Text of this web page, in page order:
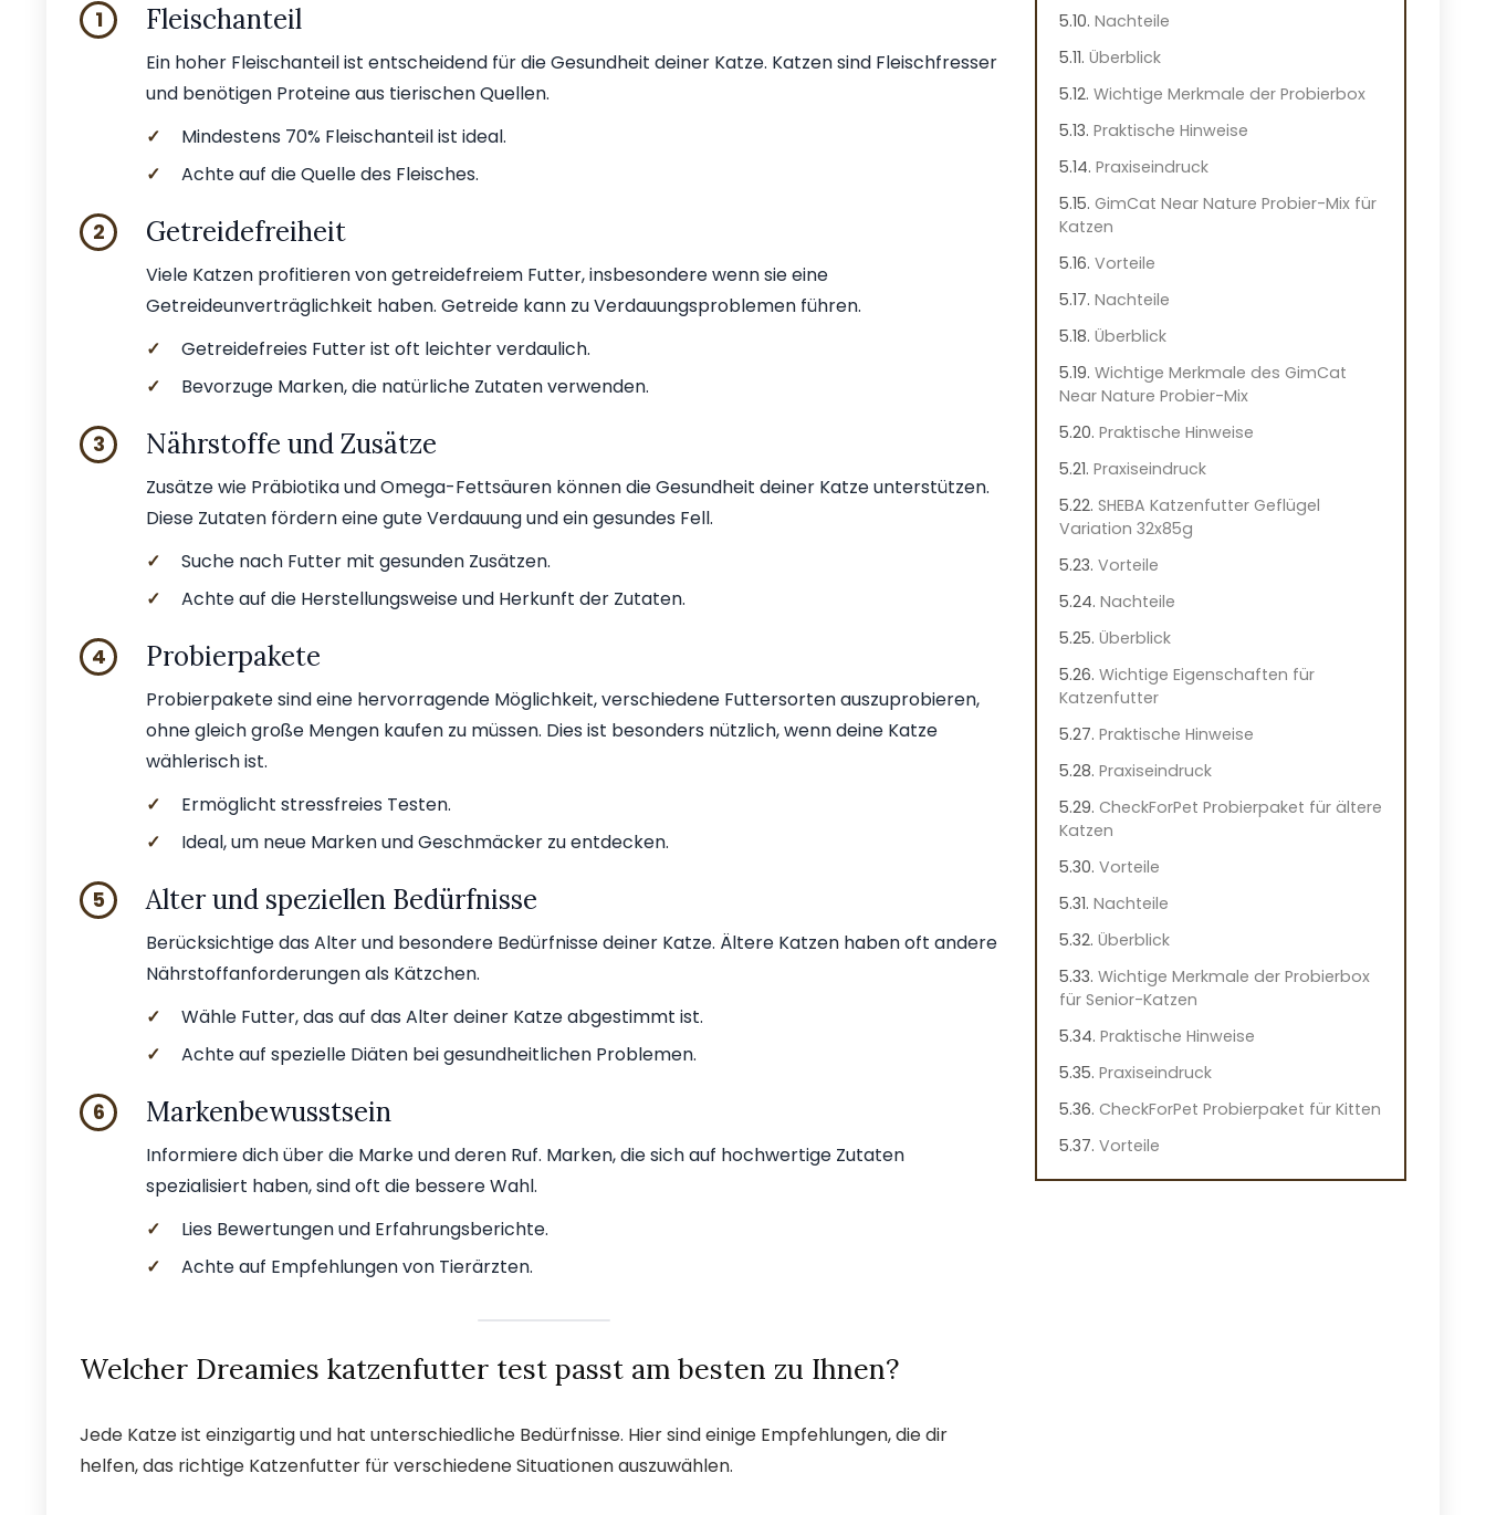
1 Fleischanteil
Ein hoher Fleischanteil ist entscheidend für die Gesundheit deiner Katze. Katzen sind Fleischfresser
und benötigen Proteine aus tierischen Quellen.
✓
Mindestens 70% Fleischanteil ist ideal.
✓
Achte auf die Quelle des Fleisches.
2 Getreidefreiheit
Viele Katzen profitieren von getreidefreiem Futter, insbesondere wenn sie eine
Getreideunverträglichkeit haben. Getreide kann zu Verdauungsproblemen führen.
✓
Getreidefreies Futter ist oft leichter verdaulich.
✓
Bevorzuge Marken, die natürliche Zutaten verwenden.
3 Nährstoffe und Zusätze
Zusätze wie Präbiotika und Omega-Fettsäuren können die Gesundheit deiner Katze unterstützen.
Diese Zutaten fördern eine gute Verdauung und ein gesundes Fell.
✓
Suche nach Futter mit gesunden Zusätzen.
✓
Achte auf die Herstellungsweise und Herkunft der Zutaten.
4 Probierpakete
Probierpakete sind eine hervorragende Möglichkeit, verschiedene Futtersorten auszuprobieren,
ohne gleich große Mengen kaufen zu müssen. Dies ist besonders nützlich, wenn deine Katze
wählerisch ist.
✓
Ermöglicht stressfreies Testen.
✓
Ideal, um neue Marken und Geschmäcker zu entdecken.
5 Alter und speziellen Bedürfnisse
Berücksichtige das Alter und besondere Bedürfnisse deiner Katze. Ältere Katzen haben oft andere
Nährstoffanforderungen als Kätzchen.
✓
Wähle Futter, das auf das Alter deiner Katze abgestimmt ist.
✓
Achte auf spezielle Diäten bei gesundheitlichen Problemen.
6 Markenbewusstsein
Informiere dich über die Marke und deren Ruf. Marken, die sich auf hochwertige Zutaten
spezialisiert haben, sind oft die bessere Wahl.
✓
Lies Bewertungen und Erfahrungsberichte.
✓
Achte auf Empfehlungen von Tierärzten.
Welcher Dreamies katzenfutter test passt am besten zu Ihnen?
Jede Katze ist einzigartig und hat unterschiedliche Bedürfnisse. Hier sind einige Empfehlungen, die dir
helfen, das richtige Katzenfutter für verschiedene Situationen auszuwählen.
Nachteile
Überblick
Wichtige Merkmale der Probierbox
Praktische Hinweise
Praxiseindruck
GimCat Near Nature Probier-Mix für
Katzen
Vorteile
Nachteile
Überblick
Wichtige Merkmale des GimCat
Near Nature Probier-Mix
Praktische Hinweise
Praxiseindruck
SHEBA Katzenfutter Geflügel
Variation 32x85g
Vorteile
Nachteile
Überblick
Wichtige Eigenschaften für
Katzenfutter
Praktische Hinweise
Praxiseindruck
CheckForPet Probierpaket für ältere
Katzen
Vorteile
Nachteile
Überblick
Wichtige Merkmale der Probierbox
für Senior-Katzen
Praktische Hinweise
Praxiseindruck
CheckForPet Probierpaket für Kitten
Vorteile
Nachteile